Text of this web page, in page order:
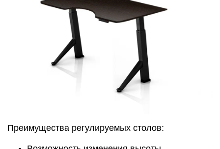
Преимущества регулируемых столов: